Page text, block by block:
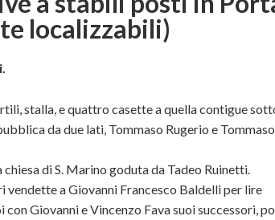
localizzabili)
stalla, e quattro casette a quella contigue
da due lati, Tommaso Rugerio e Tommaso
di S. Marino goduta da Tadeo Ruinetti.
vendette a Giovanni Francesco Baldelli per lire
Giovanni e Vincenzo Fava suoi successori,